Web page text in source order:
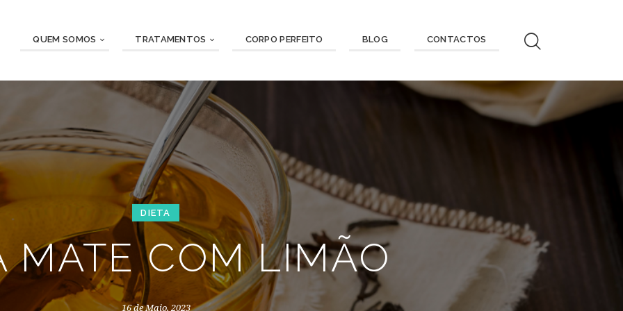
QUEM SOMOS TRATAMENTOS CORPO PERFEITO BLOG CONTACTOS
DIETA
MATE COM LIMÃO
16 de Maio, 2023